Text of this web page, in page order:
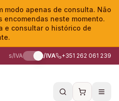
modo apenas de consulta. Não
neste momento.
e consultar o histórico de
s/IVA c/IVA +351 262 061 239